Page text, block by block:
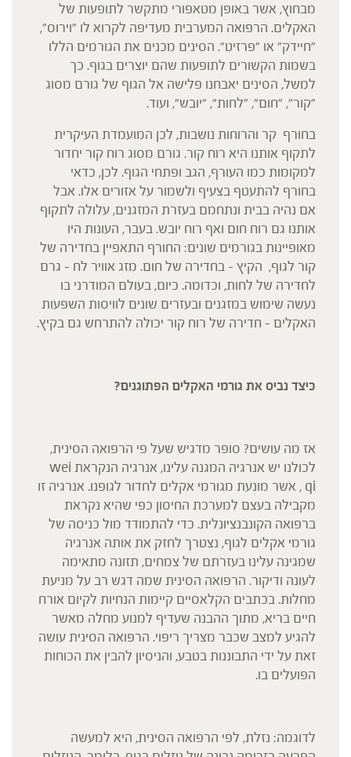
מבחוץ, אשר באופן מטאפורי מתקשר לתופעות של
האקלים. הרפואה המערבית מעדיפה לקרוא לו "וירוס",
"חיידק" או "פרזיט". הסינים מכנים את הגורמים הללו
בשמות הקשורים לתופעות שהם יוצרים בגוף. כך
למשל, הסינים יאבחנו פלישה אל הגוף של גורם מסוג
"קור", "חום", "לחות", "יובש", ועוד.
בחורף קר והרוחות נושבות, לכן המועמדת העיקרית
לתקוף אותנו היא רוח קור. גורם מסוג רוח קור יחדור
למקומות כמו העורף, הגב ופתחי הגוף. לכן, כדאי
בחורף להתעטף בצעיף ולשמור על אזורים אלו. אבל
אם נהיה בבית ונתחמם בעזרת המזגנים, עלולה לתקוף
אותנו גם רוח חום ואף רוח יובש. בעבר, העונות היו
מאופיינות בגורמים שונים: החורף התאפיין בחדירה של
קור לגוף, הקיץ – בחדירה של חום. מזג אוויר לח – גרם
לחדירה של לחות, וכדומה. כיום, בעולם המודרני בו
נעשה שימוש במזגנים ובעזרים שונים לוויסות השפעות
האקלים – חדירה של רוח קור יכולה להתרחש גם בקיץ.
כיצד נביס את גורמי האקלים הפתוגנים?
אז מה עושים? סופר מדגיש שעל פי הרפואה הסינית,
לכולנו יש אנרגיה המגנה עלינו, אנרגיה הנקראת wei
qi , אשר מונעת מגורמי אקלים לחדור לגופנו. אנרגיה זו
מקבילה בעצם למערכת החיסון כפי שהיא נקראת
ברפואה הקונבנציונלית. כדי להתמודד מול כניסה של
גורמי אקלים לגוף, נצטרך לחזק את אותה אנרגיה
שמגינה עלינו בעזרתם של צמחים, תזונה מתאימה
לעונה ודיקור. הרפואה הסינית שמה דגש רב על מניעת
מחלות. בכתבים הקלאסיים קיימות הנחיות לקיום אורח
חיים בריא, מתוך ההבנה שעדיף למנוע מחלה מאשר
להגיע למצב שכבר מצריך ריפוי. הרפואה הסינית עושה
זאת על ידי התבוננות בטבע, והניסיון להבין את הכוחות
הפועלים בו.
לדוגמה: נזלת, לפי הרפואה הסינית, היא למעשה